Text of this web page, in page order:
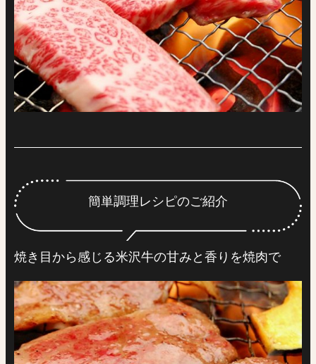
簡単調理レシピのご紹介
焼き目から感じる米沢牛の甘みと香りを焼肉で